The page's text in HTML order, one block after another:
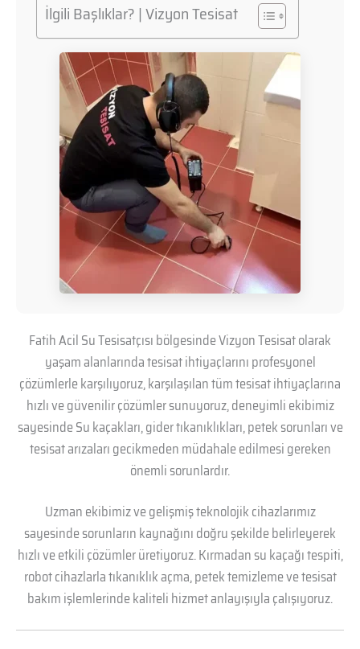
İlgili Başlıklar? | Vizyon Tesisat
Fatih Acil Su Tesisatçısı bölgesinde Vizyon Tesisat olarak
yaşam alanlarında tesisat ihtiyaçlarını profesyonel
çözümlerle karşılıyoruz, karşılaşılan tüm tesisat ihtiyaçlarına
hızlı ve güvenilir çözümler sunuyoruz, deneyimli ekibimiz
sayesinde Su kaçakları, gider tıkanıklıkları, petek sorunları ve
tesisat arızaları gecikmeden müdahale edilmesi gereken
önemli sorunlardır.
Uzman ekibimiz ve gelişmiş teknolojik cihazlarımız
sayesinde sorunların kaynağını doğru şekilde belirleyerek
hızlı ve etkili çözümler üretiyoruz. Kırmadan su kaçağı tespiti,
robot cihazlarla tıkanıklık açma, petek temizleme ve tesisat
bakım işlemlerinde kaliteli hizmet anlayışıyla çalışıyoruz.